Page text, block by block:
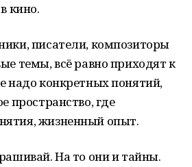
кино.
писатели, композиторы
темы, всё равно приходят к
надо конкретных понятий,
пространство, где
жизненный опыт.
На то они и тайны.